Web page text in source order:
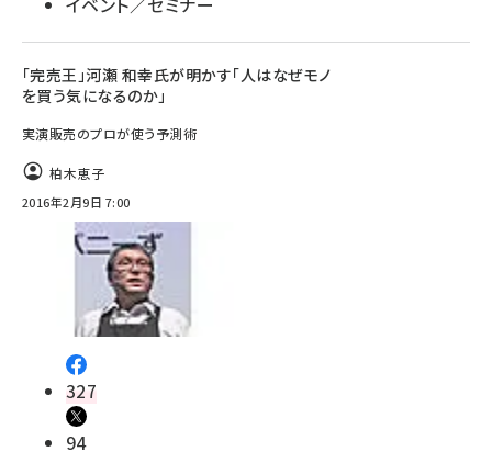
「完売王」河瀬 和幸氏が明かす「人はなぜモノ
を買う気になるのか」
実演販売のプロが使う予測術
柏木恵子
2016年2月9日 7:00
327
94